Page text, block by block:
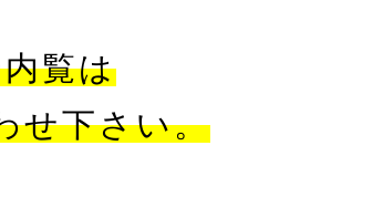
覧は
せ下さい。